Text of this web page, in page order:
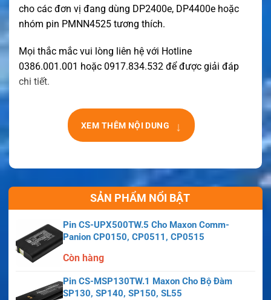
cho các đơn vị đang dùng DP2400e, DP4400e hoặc
nhóm pin PMNN4525 tương thích.
Mọi thắc mắc vui lòng liên hệ với Hotline
0386.001.001 hoặc 0917.834.532 để được giải đáp
chi tiết.
XEM THÊM NỘI DUNG ↓
SẢN PHẨM NỔI BẬT
Pin CS-UPX500TW.5 Cho Maxon Comm-
Panion CP0150, CP0511, CP0515
Còn hàng
Pin CS-MSP130TW.1 Maxon Cho Bộ Đàm
SP130, SP140, SP150, SL55